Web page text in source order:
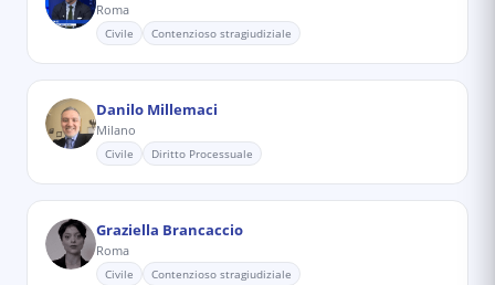
Roma
Civile Contenzioso stragiudiziale
Danilo Millemaci
Milano
Civile Diritto Processuale
Graziella Brancaccio
Roma
Civile Contenzioso stragiudiziale